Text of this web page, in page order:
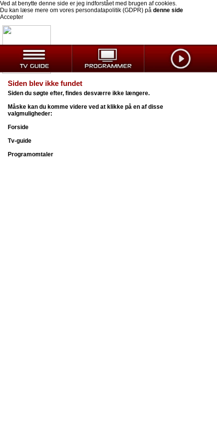
Ved at benytte denne side er jeg indforstået med brugen af cookies.
Du kan læse mere om vores persondatapolitik (GDPR) på denne side
Accepter
Siden blev ikke fundet
Siden du søgte efter, findes desværre ikke længere.
Måske kan du komme videre ved at klikke på en af disse
valgmuligheder:
Forside
Tv-guide
Programomtaler